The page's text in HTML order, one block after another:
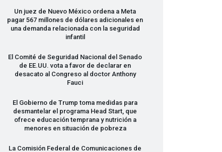
Un juez de Nuevo México ordena a Meta
pagar 567 millones de dólares adicionales en
una demanda relacionada con la seguridad
infantil
El Comité de Seguridad Nacional del Senado
de EE.UU. vota a favor de declarar en
desacato al Congreso al doctor Anthony
Fauci
El Gobierno de Trump toma medidas para
desmantelar el programa Head Start, que
ofrece educación temprana y nutrición a
menores en situación de pobreza
La Comisión Federal de Comunicaciones de